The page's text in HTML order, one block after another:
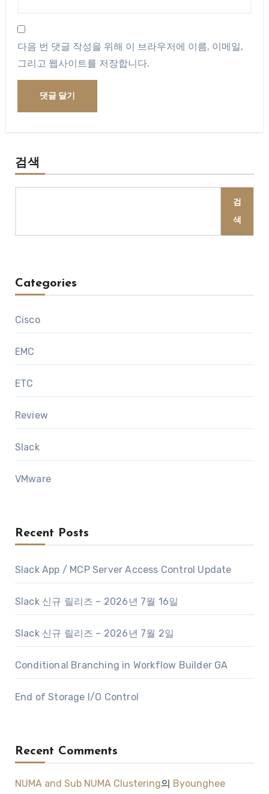
다음 번 댓글 작성을 위해 이 브라우저에 이름, 이메일,
그리고 웹사이트를 저장합니다.
검색
검
색
Categories
Cisco
EMC
ETC
Review
Slack
VMware
Recent Posts
Slack App / MCP Server Access Control Update
Slack 신규 릴리즈 – 2026년 7월 16일
Slack 신규 릴리즈 – 2026년 7월 2일
Conditional Branching in Workflow Builder GA
End of Storage I/O Control
Recent Comments
NUMA and Sub NUMA Clustering의 Byounghee